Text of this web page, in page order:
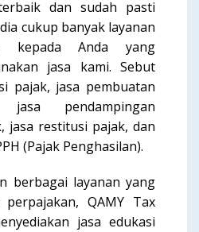
dan sudah pasti
cukup banyak layanan
kepada Anda yang
jasa kami. Sebut
pajak, jasa pembuatan
pendampingan
jasa restitusi pajak, dan
(Pajak Penghasilan).
berbagai layanan yang
QAMY Tax
jasa edukasi